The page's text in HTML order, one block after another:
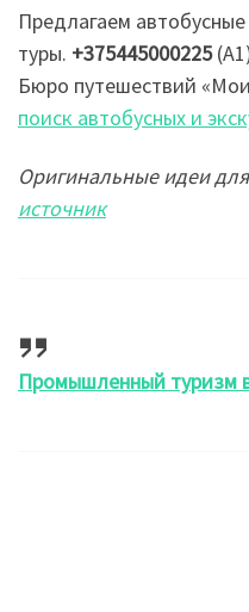
Предлагаем
туры. +375445000225
Бюро путешествий
поиск автобусных и
Оригинальные идеи
источник
Промышленный туризм